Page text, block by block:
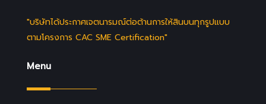
"บริษัทได้ประกาศเจตนารมณ์ต่อต้านการให้สินบนทุกรูปแบบ
ตามโครงการ CAC SME Certification"
Menu